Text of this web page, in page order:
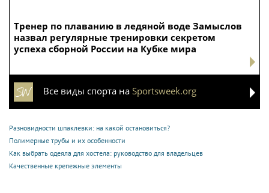
Тренер по плаванию в ледяной воде Замыслов
назвал регулярные тренировки секретом
успеха сборной России на Кубке мира
Все виды спорта на Sportsweek.org
Разновидности шпаклевки: на какой остановиться?
Полимерные трубы и их особенности
Как выбрать одеяла для хостела: руководство для владельцев
Качественные крепежные элементы